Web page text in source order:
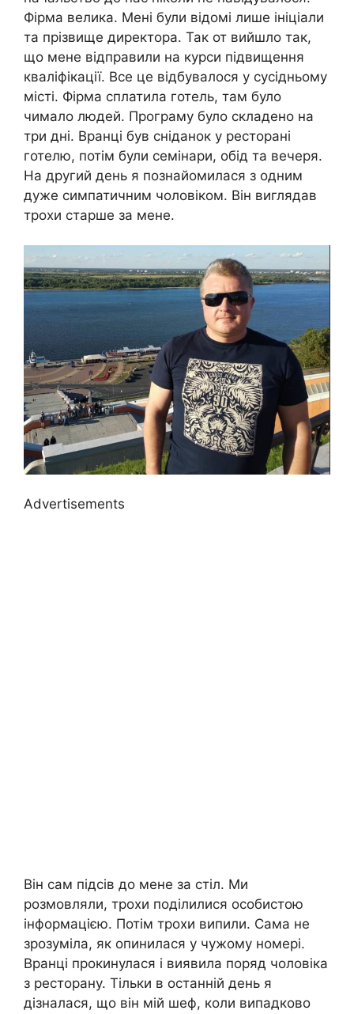
Фірма велика. Мені були відомі лише ініціали
та прізвище директора. Так от вийшло так,
що мене відправили на курси підвищення
кваліфікації. Все це відбувалося у сусідньому
місті. Фірма сплатила готель, там було
чимало людей. Програму було складено на
три дні. Вранці був сніданок у ресторані
готелю, потім були семінари, обід та вечеря.
На другий день я познайомилася з одним
дуже симпатичним чоловіком. Він виглядав
трохи старше за мене.
Advertisements
Він сам підсів до мене за стіл. Ми
розмовляли, трохи поділилися особистою
інформацією. Потім трохи випили. Сама не
зрозуміла, як опинилася у чужому номері.
Вранці прокинулася і виявила поряд чоловіка
з ресторану. Тільки в останній день я
дізналася, що він мій шеф, коли випадково